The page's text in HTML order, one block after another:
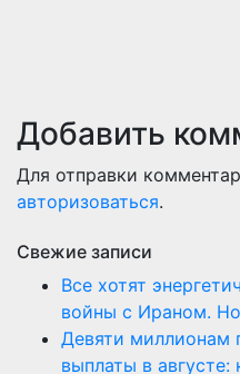
Добавить
Для отправки
авторизоваться.
Свежие записи
Все хотят
войны с Ираном. Но
Девяти миллионам
выплаты в августе: